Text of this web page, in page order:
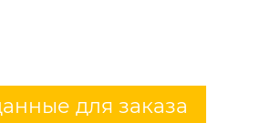
для заказа